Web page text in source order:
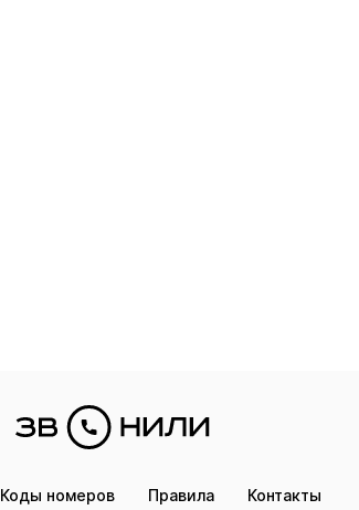
Коды номеров Правила Контакты